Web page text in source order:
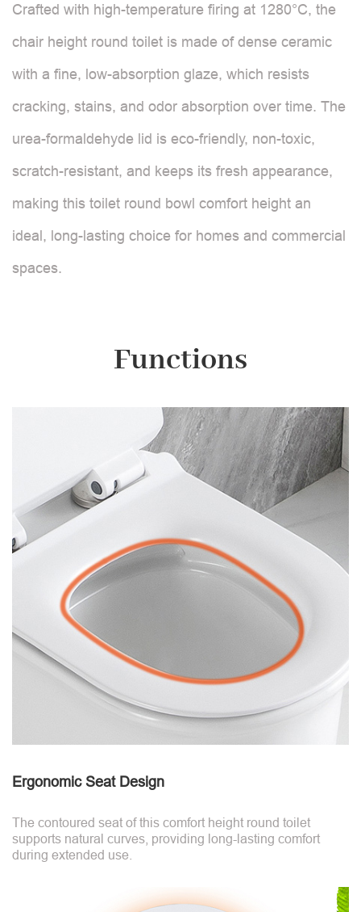
Crafted with high-temperature firing at 1280°C, the
chair height round toilet is made of dense ceramic
with a fine, low-absorption glaze, which resists
cracking, stains, and odor absorption over time. The
urea-formaldehyde lid is eco-friendly, non-toxic,
scratch-resistant, and keeps its fresh appearance,
making this toilet round bowl comfort height an
ideal, long-lasting choice for homes and commercial
spaces.
Functions
Ergonomic Seat Design
The contoured seat of this comfort height round toilet
supports natural curves, providing long-lasting comfort
during extended use.